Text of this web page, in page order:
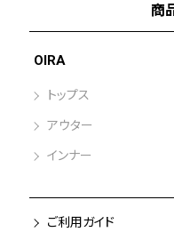
商
OIRA
トップス
アウター
インナー
ご利用ガイド